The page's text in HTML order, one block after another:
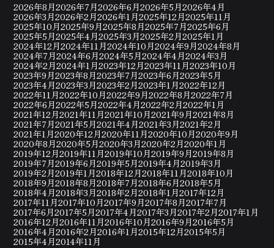
2026年8月2026年7月2026年6月2026年5月2026年4月
2026年3月2026年2月2026年1月2025年12月2025年11月
2025年10月2025年9月2025年8月2025年7月2025年6月
2025年5月2025年4月2025年3月2025年2月2025年1月
2024年12月2024年11月2024年10月2024年9月2024年8月
2024年7月2024年6月2024年5月2024年4月2024年3月
2024年2月2024年1月2023年12月2023年11月2023年10月
2023年9月2023年8月2023年7月2023年6月2023年5月
2023年4月2023年3月2023年2月2023年1月2022年12月
2022年11月2022年10月2022年9月2022年8月2022年7月
2022年6月2022年5月2022年4月2022年2月2022年1月
2021年12月2021年11月2021年10月2021年9月2021年8月
2021年7月2021年5月2021年4月2021年3月2021年2月
2021年1月2020年12月2020年11月2020年10月2020年9月
2020年8月2020年5月2020年3月2020年2月2020年1月
2019年12月2019年11月2019年10月2019年9月2019年8月
2019年7月2019年6月2019年5月2019年4月2019年3月
2019年2月2019年1月2018年12月2018年11月2018年10月
2018年9月2018年8月2018年7月2018年6月2018年5月
2018年4月2018年3月2018年2月2018年1月2017年12月
2017年11月2017年10月2017年9月2017年8月2017年7月
2017年6月2017年5月2017年4月2017年3月2017年2月2017年1月
2016年12月2016年11月2016年10月2016年9月2016年5月
2016年4月2016年2月2016年1月2015年12月2015年5月
2015年4月2014年11月